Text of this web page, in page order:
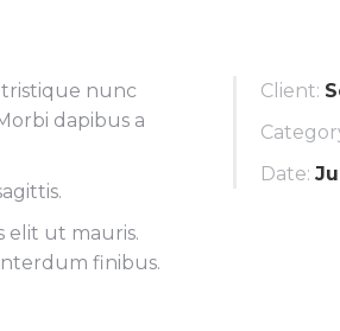
tristique nunc
dapibus a
elit ut mauris.
finibus.
Client:
Date: